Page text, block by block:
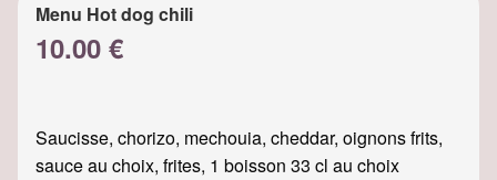
Menu Hot dog chili
10.00 €
Saucisse, chorizo, mechouia, cheddar, oignons frits,
sauce au choix, frites, 1 boisson 33 cl au choix